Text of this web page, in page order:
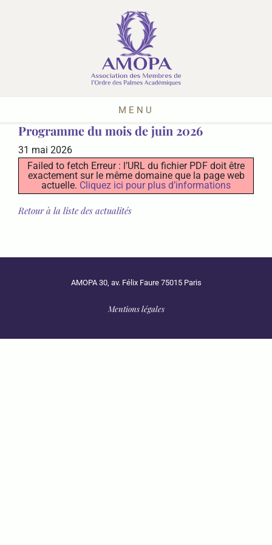
MENU
Programme du mois de juin 2026
31 mai 2026
Failed to fetch Erreur : l’URL du fichier PDF doit être
exactement sur le même domaine que la page web
actuelle. Cliquez ici pour plus d’informations
Retour à la liste des actualités
AMOPA 30, av. Félix Faure 75015 Paris
Mentions légales